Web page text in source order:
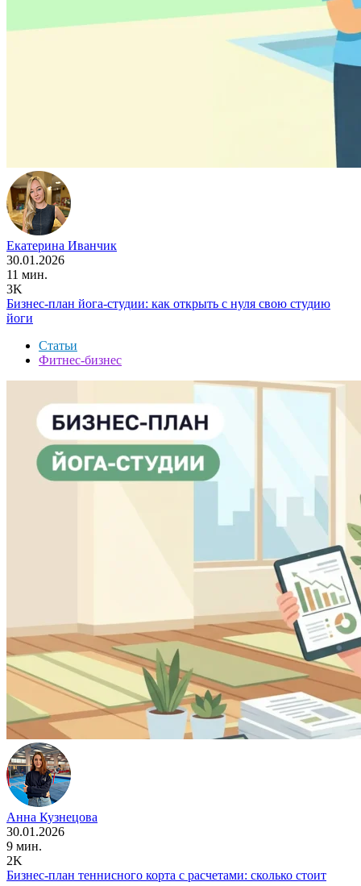
Екатерина Иванчик
30.01.2026
11 мин.
3K
Бизнес-план йога-студии: как открыть с нуля свою студию
йоги
Статьи
Фитнес-бизнес
Анна Кузнецова
30.01.2026
9 мин.
2K
Бизнес-план теннисного корта с расчетами: сколько стоит